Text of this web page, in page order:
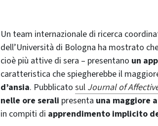
Un team internazionale di ricerca
dell’Università di Bologna ha mostrato
cioè più attive di sera – presentano un
caratteristica che spiegherebbe il
d’ansia. Pubblicato sul Journal of
nelle ore serali presenta una maggiore
in compiti di apprendimento implicito